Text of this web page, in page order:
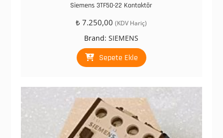
Siemens 3TF50-22 Kontaktör
₺ 7.250,00 (KDV Hariç)
Brand:SIEMENS
Sepete Ekle